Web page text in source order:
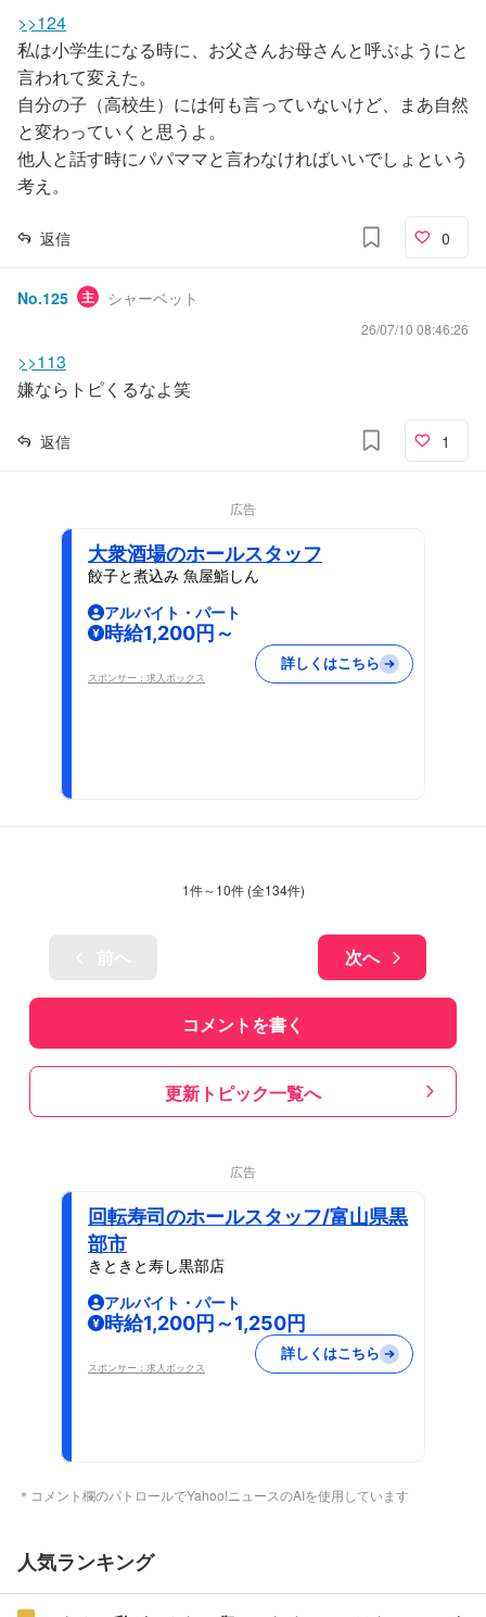
>>124
私は小学生になる時に、お父さんお母さんと呼ぶようにと
言われて変えた。
自分の子（高校生）には何も言っていないけど、まあ自然
と変わっていくと思うよ。
他人と話す時にパパママと言わなければいいでしょという
考え。
返信 0
No.125 主 シャーベット
26/07/10 08:46:26
>>113
嫌ならトピくるなよ笑
返信 1
広告
大衆酒場のホールスタッフ
餃子と煮込み 魚屋鮨しん
アルバイト・パート
時給1,200円～
スポンサー：求人ボックス
詳しくはこちら
1件～10件 (全134件)
次へ
コメントを書く
更新トピック一覧へ
広告
回転寿司のホールスタッフ/富山県黒
部市
きときと寿し黒部店
アルバイト・パート
時給1,200円～1,250円
スポンサー：求人ボックス
詳しくはこちら
＊コメント欄のパトロールでYahoo!ニュースのAIを使用しています
人気ランキング